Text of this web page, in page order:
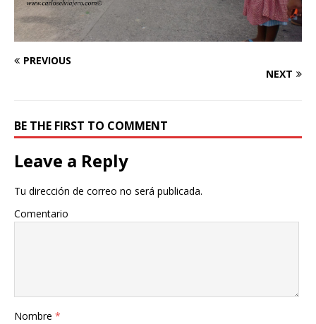
PREVIOUS
NEXT
BE THE FIRST TO COMMENT
Leave a Reply
Tu dirección de correo no será publicada.
Comentario
Nombre *